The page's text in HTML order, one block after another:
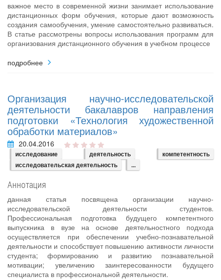
важное место в современной жизни занимает использование
дистанционных форм обучения, которые дают возможность
создания самообучения, умение самостоятельно развиваться.
В статье рассмотрены вопросы использования программ для
организования дистанционного обучения в учебном процессе
подробнее
Организация научно-исследовательской
деятельности бакалавров направления
подготовки «Технология художественной
обработки материалов»
20.04.2016
исследование деятельность
компетентность
исследовательская деятельность
...
Аннотация
данная статья посвящена организации научно-
исследовательской деятельности студентов.
Профессиональная подготовка будущего компетентного
выпускника в вузе на основе деятельностного подхода
осуществляется при обеспечении учебно-познавательной
деятельности и способствует повышению активности личности
студента; формированию и развитию познавательной
мотивации; увеличению заинтересованности будущего
специалиста в профессиональной деятельности.